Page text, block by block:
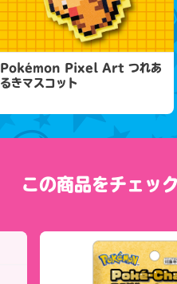
Pokémon Pixel Art つれあ
るきマスコット
この商品をチェッ